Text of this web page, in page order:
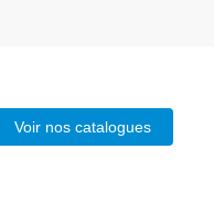
Voir nos catalogues